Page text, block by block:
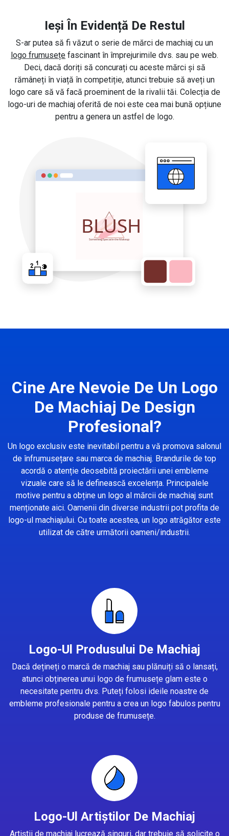
Ieși În Evidență De Restul
S-ar putea să fi văzut o serie de mărci de machiaj cu un
logo frumusețe fascinant în împrejurimile dvs. sau pe web.
Deci, dacă doriți să concurați cu aceste mărci și să
rămâneți în viață în competiție, atunci trebuie să aveți un
logo care să vă facă proeminent de la rivalii tăi. Colecția de
logo-uri de machiaj oferită de noi este cea mai bună opțiune
pentru a genera un astfel de logo.
Cine Are Nevoie De Un Logo
De Machiaj De Design
Profesional?
Un logo exclusiv este inevitabil pentru a vă promova salonul
de înfrumusețare sau marca de machiaj. Brandurile de top
acordă o atenție deosebită proiectării unei embleme
vizuale care să le definească excelența. Principalele
motive pentru a obține un logo al mărcii de machiaj sunt
menționate aici. Oamenii din diverse industrii pot profita de
logo-ul machiajului. Cu toate acestea, un logo atrăgător este
utilizat de către următorii oameni/industrii.
Logo-Ul Produsului De Machiaj
Dacă dețineți o marcă de machiaj sau plănuiți să o lansați,
atunci obținerea unui logo de frumusețe glam este o
necesitate pentru dvs. Puteți folosi ideile noastre de
embleme profesionale pentru a crea un logo fabulos pentru
produse de frumusețe.
Logo-Ul Artiștilor De Machiaj
Artiștii de machiaj lucrează singuri, dar trebuie să solicite o